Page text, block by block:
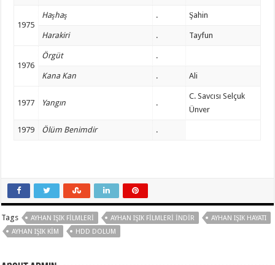
1975
Haşhaş . Şahin
Harakiri . Tayfun
1976
Örgüt .
Kana Kan . Ali
1977 Yangın .
C. Savcısı Selçuk
Ünver
1979 Ölüm Benimdir .
Tags AYHAN IŞIK FILMLERI AYHAN IŞIK FILMLERI INDIR
AYHAN IŞIK HAYATI
AYHAN IŞIK KIM
HDD DOLUM